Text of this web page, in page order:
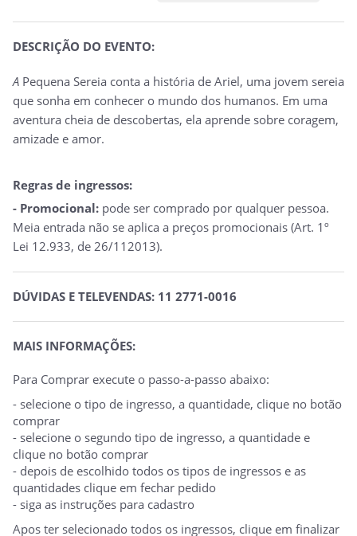
DESCRIÇÃO DO EVENTO:
A Pequena Sereia conta a história de Ariel, uma jovem sereia
que sonha em conhecer o mundo dos humanos. Em uma
aventura cheia de descobertas, ela aprende sobre coragem,
amizade e amor.
Regras de ingressos:
- Promocional: pode ser comprado por qualquer pessoa.
Meia entrada não se aplica a preços promocionais (Art. 1º
Lei 12.933, de 26/112013).
DÚVIDAS E TELEVENDAS: 11 2771-0016
MAIS INFORMAÇÕES:
Para Comprar execute o passo-a-passo abaixo:
- selecione o tipo de ingresso, a quantidade, clique no botão
comprar
- selecione o segundo tipo de ingresso, a quantidade e
clique no botão comprar
- depois de escolhido todos os tipos de ingressos e as
quantidades clique em fechar pedido
- siga as instruções para cadastro
Apos ter selecionado todos os ingressos, clique em finalizar